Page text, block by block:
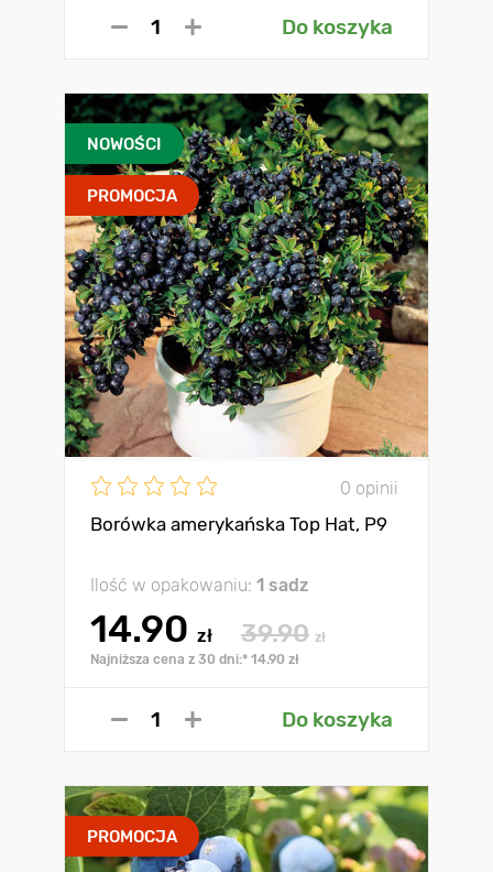
Do koszyka
NOWOŚCI
PROMOCJA
0 opinii
Borówka amerykańska Top Hat, P9
Ilość w opakowaniu: 1 sadz
14.90 zł 39.90 zł
Najniższa cena z 30 dni:* 14.90 zł
Do koszyka
PROMOCJA